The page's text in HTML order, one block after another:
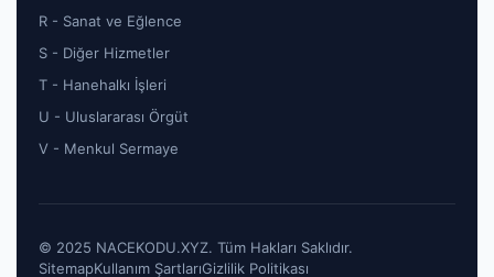
R - Sanat ve Eğlence
S - Diğer Hizmetler
T - Hanehalkı İşleri
U - Uluslararası Örgüt
V - Menkul Sermaye
© 2025 NACEKODU.XYZ. Tüm Hakları Saklıdır.
SitemapKullanım ŞartlarıGizlilik Politikası